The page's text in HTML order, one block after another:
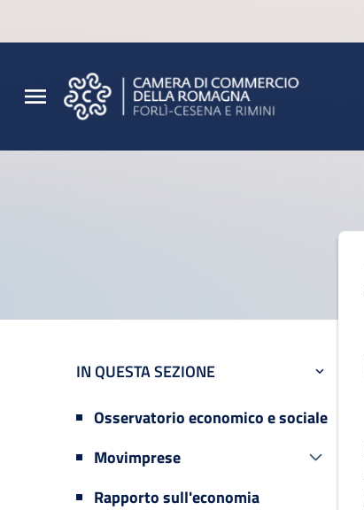
IN QUESTA SEZIONE
Osservatorio economico e sociale
Movimprese
Rapporto sull'economia